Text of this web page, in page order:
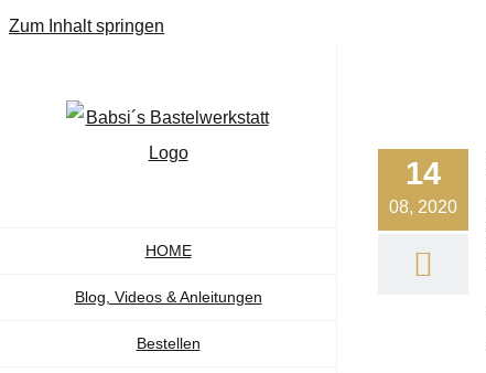
Zum Inhalt springen
HOME
Blog, Videos & Anleitungen
Bestellen
14
08, 2020